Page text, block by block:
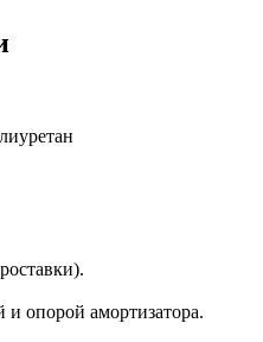
опорой амортизатора.